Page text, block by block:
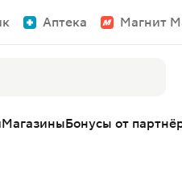
Аптека Магнит
МагазиныБонусы от